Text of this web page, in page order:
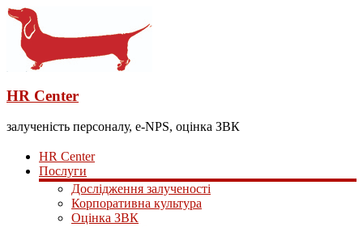
HR Center
залученість персоналу, e-NPS, оцінка ЗВК
HR Center
Послуги
Дослідження залученості
Корпоративна культура
Оцінка ЗВК